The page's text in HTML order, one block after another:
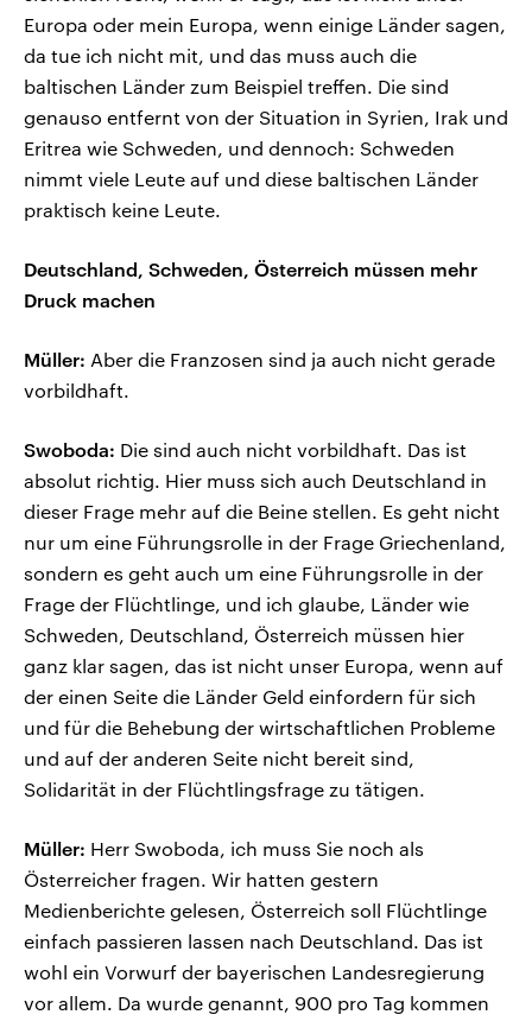
Europa oder mein Europa, wenn einige Länder sagen,
da tue ich nicht mit, und das muss auch die
baltischen Länder zum Beispiel treffen. Die sind
genauso entfernt von der Situation in Syrien, Irak und
Eritrea wie Schweden, und dennoch: Schweden
nimmt viele Leute auf und diese baltischen Länder
praktisch keine Leute.
Deutschland, Schweden, Österreich müssen mehr
Druck machen
Müller: Aber die Franzosen sind ja auch nicht gerade
vorbildhaft.
Swoboda: Die sind auch nicht vorbildhaft. Das ist
absolut richtig. Hier muss sich auch Deutschland in
dieser Frage mehr auf die Beine stellen. Es geht nicht
nur um eine Führungsrolle in der Frage Griechenland,
sondern es geht auch um eine Führungsrolle in der
Frage der Flüchtlinge, und ich glaube, Länder wie
Schweden, Deutschland, Österreich müssen hier
ganz klar sagen, das ist nicht unser Europa, wenn auf
der einen Seite die Länder Geld einfordern für sich
und für die Behebung der wirtschaftlichen Probleme
und auf der anderen Seite nicht bereit sind,
Solidarität in der Flüchtlingsfrage zu tätigen.
Müller: Herr Swoboda, ich muss Sie noch als
Österreicher fragen. Wir hatten gestern
Medienberichte gelesen, Österreich soll Flüchtlinge
einfach passieren lassen nach Deutschland. Das ist
wohl ein Vorwurf der bayerischen Landesregierung
vor allem. Da wurde genannt, 900 pro Tag kommen